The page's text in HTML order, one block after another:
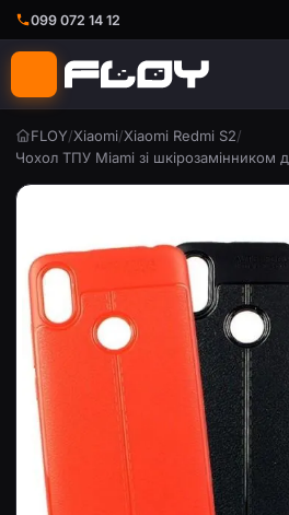
099 072 14 12
FLOY/Xiaomi/Xiaomi Redmi S2/
Чохол ТПУ Miami зі шкірозамінником